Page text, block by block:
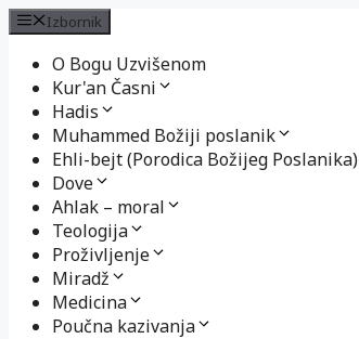
Izbornik
O Bogu Uzvišenom
Kur'an Časni
Hadis
Muhammed Božiji poslanik
Ehli-bejt (Porodica Božijeg Poslanika)
Dove
Ahlak – moral
Teologija
Proživljenje
Miradž
Medicina
Poučna kazivanja